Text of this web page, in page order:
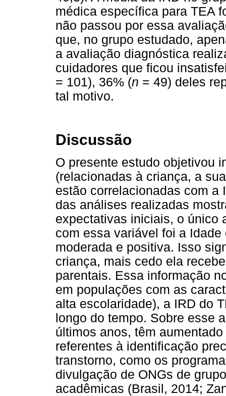
médica específica para TEA
não passou por essa
que, no grupo estudado,
a avaliação diagnóstica
cuidadores que ficou
= 101), 36% (n = 49) deles
tal motivo.
Discussão
O presente estudo objetivou
(relacionadas à criança, a
estão correlacionadas com a
das análises realizadas
expectativas iniciais, o único
com essa variável foi a
moderada e positiva. Isso
criança, mais cedo ela
parentais. Essa informação
em populações com as
alta escolaridade), a IRD do
longo do tempo. Sobre esse
últimos anos, têm
referentes à identificação
transtorno, como os
divulgação de ONGs de
acadêmicas (Brasil, 2014;